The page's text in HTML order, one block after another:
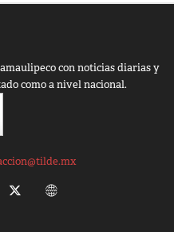
con noticias diarias y
como a nivel nacional.